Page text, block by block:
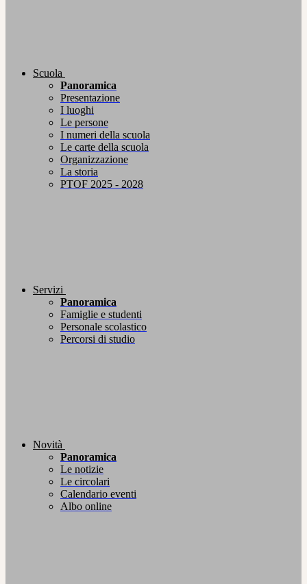
Scuola
Panoramica
Presentazione
I luoghi
Le persone
I numeri della scuola
Le carte della scuola
Organizzazione
La storia
PTOF 2025 - 2028
Servizi
Panoramica
Famiglie e studenti
Personale scolastico
Percorsi di studio
Novità
Panoramica
Le notizie
Le circolari
Calendario eventi
Albo online